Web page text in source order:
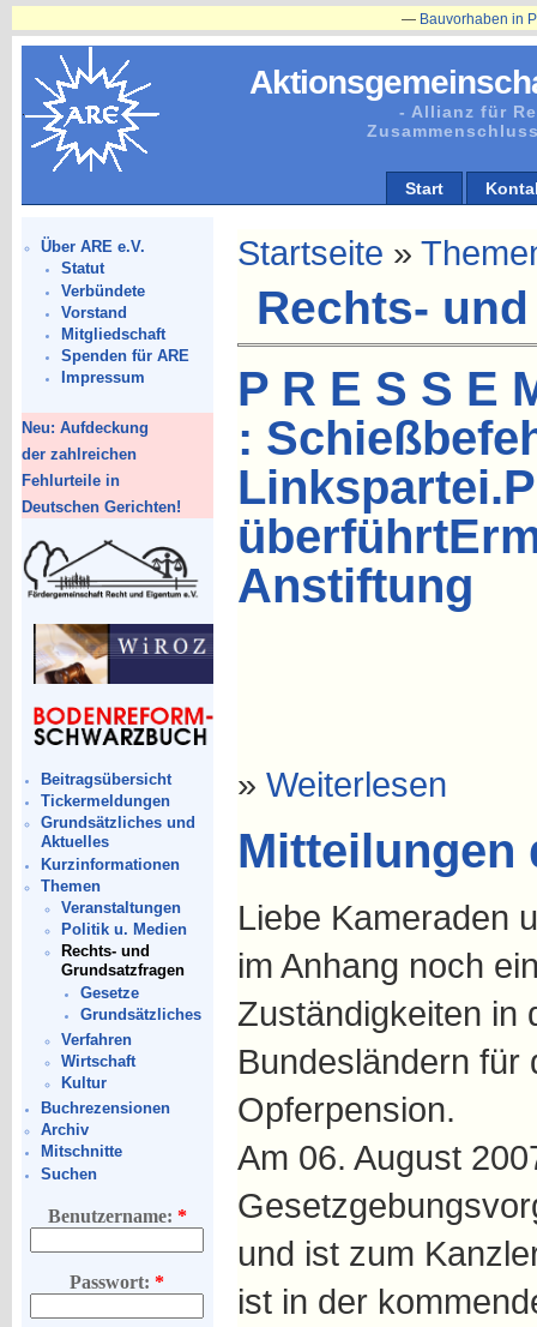
- Allianz für
Start
Über ARE e.V.
Statut
Verbündete
Vorstand
Mitgliedschaft
Spenden für ARE
Impressum
Neu: Aufdeckung
der zahlreichen
Fehlurteile in
Deutschen Gerichten!
Beitragsübersicht
Tickermeldungen
Grundsätzliches und
Aktuelles
Kurzinformationen
Themen
Veranstaltungen
Politik u. Medien
Rechts- und
Grundsatzfragen
Gesetze
Grundsätzliches
Verfahren
Wirtschaft
Kultur
Buchrezensionen
Archiv
Mitschnitte
Suchen
Benutzername: *
Passwort:*
Bauvorhaben in Plänitz betr.
Startseite »
Rechts-
P R E S S E
:
Anstiftung
» Weiterlesen
Mitteilungen
Liebe Kameraden
im Anhang noch
Zuständigkeiten in
Bundesländern für
Opferpension.
Am 06. August
und ist zum
ist in der